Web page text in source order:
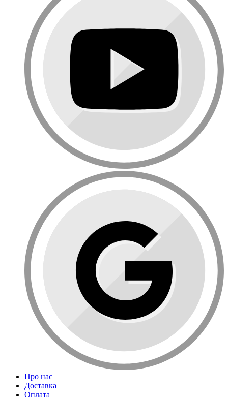
Про нас
Доставка
Оплата